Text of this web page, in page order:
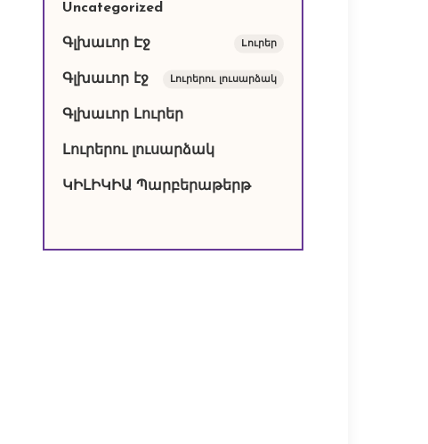
Uncategorized
Գլխաւոր Էջ Lուրեր
Գլխաւոր էջ Լուրերու լուսարձակ
Գլխաւոր Լուրեր
Լուրերու լուսարձակ
ԿԻԼԻԿԻԱ Պարբերաթերթ